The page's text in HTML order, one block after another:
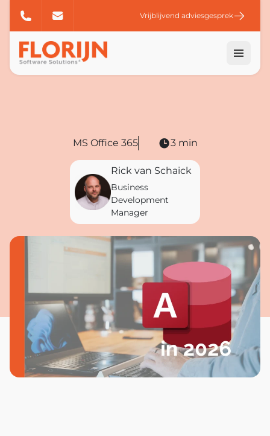
Vrijblijvend adviesgesprek
MS Office 365 3 min
Rick van Schaick
Business
Development
Manager